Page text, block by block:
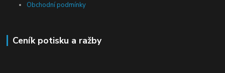
Obchodní podmínky
Ceník potisku a ražby